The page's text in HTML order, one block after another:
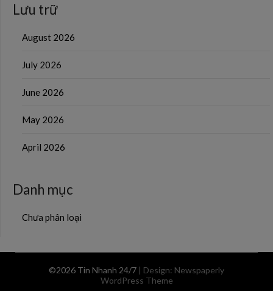
Lưu trữ
August 2026
July 2026
June 2026
May 2026
April 2026
Danh mục
Chưa phân loại
©2026 Tin Nhanh 24/7 | Design: Newspaperly
WordPress Theme